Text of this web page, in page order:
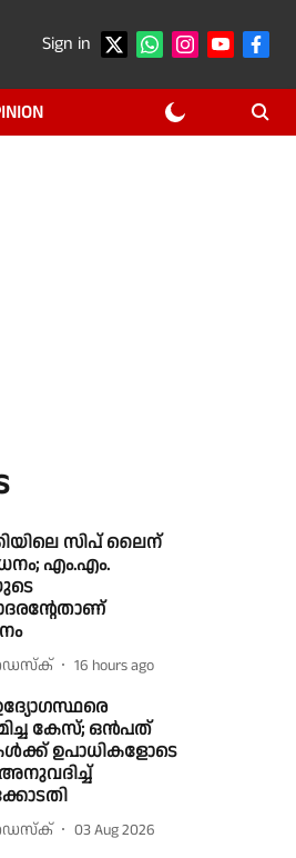
Sign in
സിപ് ലൈന്
എം.എം.
16 hours ago
കേസ്; ഒൻപത്
ഉപാധികളോടെ
അനുവദിച്ച്
03 Aug 2026